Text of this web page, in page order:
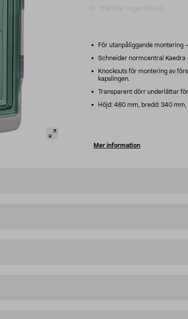
Hämtar lagerstatus...
För utanpåliggande montering
Schneider normcentral Kaedra
Knockouts för montering av
kapslingen.
Transparent dörr underlättar
Höjd: 460 mm, bredd: 340 mm,
Mer information